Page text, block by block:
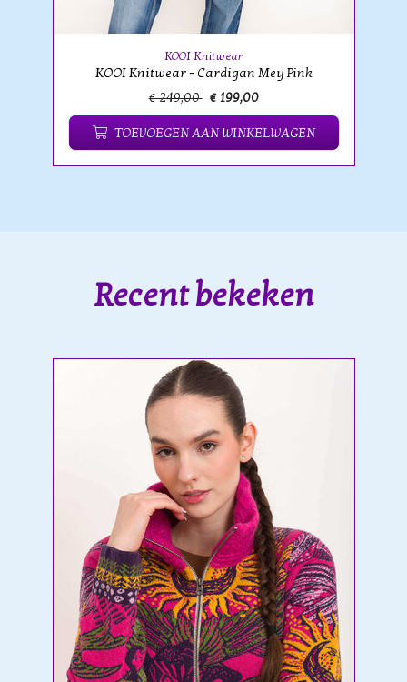
KOOI Knitwear
KOOI Knitwear - Cardigan Mey Pink
€ 249,00 € 199,00
TOEVOEGEN AAN WINKELWAGEN
Recent bekeken